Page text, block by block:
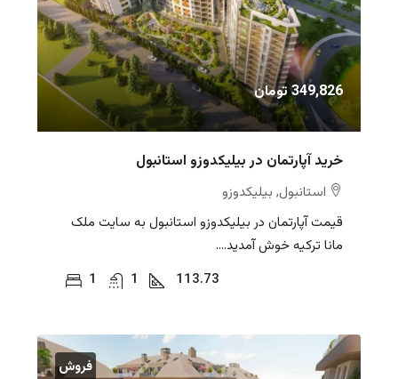
349,826 تومان
خرید آپارتمان در بیلیکدوزو استانبول
استانبول, بیلیکدوزو
قیمت آپارتمان در بیلیکدوزو استانبول به سایت ملک
مانا ترکیه خوش آمدید....
1
1 113.73
فروش